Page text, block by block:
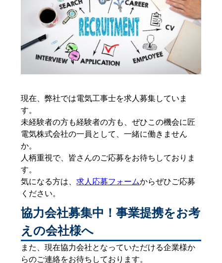
現在、弊社では電気工事士を求人募集していま
す。
未経験者の方も経験者の方も、ぜひこの機会に匠
電気株式会社の一員として、一緒に働きません
か。
人柄重視で、皆さんのご応募をお待ちしておりま
す。
気になる方は、求人応募フォームからぜひご応募
ください。
協力会社募集中！事業提携をお考
えの会社様へ
また、現在協力会社となっていただける企業様か
らのご連絡をお待ちしております。